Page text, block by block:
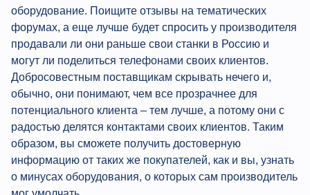
оборудование. Поищите отзывы на тематических
форумах, а еще лучше будет спросить у производителя
продавали ли они раньше свои станки в Россию и
могут ли поделиться телефонами своих клиентов.
Добросовестным поставщикам скрывать нечего и,
обычно, они понимают, чем все прозрачнее для
потенциального клиента – тем лучше, а потому они с
радостью делятся контактами своих клиентов. Таким
образом, вы сможете получить достоверную
информацию от таких же покупателей, как и вы, узнать
о минусах оборудования, о которых сам производитель